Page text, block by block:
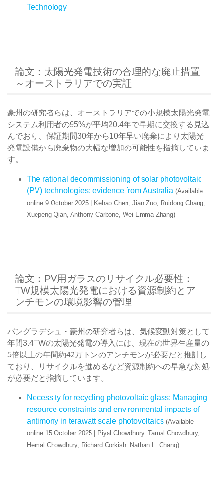
Technology
論文：太陽光発電技術の合理的な廃止措置
～オーストラリアでの実証
豪州の研究者らは、オーストラリアでの小規模太陽光発電
システム利用者の95%が平均20.4年で早期に交換する見込
んでおり、保証期間30年から10年早い廃棄により太陽光
発電設備から廃棄物の大幅な増加の可能性を指摘していま
す。
The rational decommissioning of solar photovoltaic
(PV) technologies: evidence from Australia (Available
online 9 October 2025 | Kehao Chen, Jian Zuo, Ruidong Chang,
Xuepeng Qian, Anthony Carbone, Wei Emma Zhang)
論文：PV用ガラスのリサイクル必要性：
TW規模太陽光発電における資源制約とア
ンチモンの環境影響の管理
バングラデシュ・豪州の研究者らは、気候変動対策として
年間3.4TWの太陽光発電の導入には、現在の世界生産量の
5倍以上の年間約42万トンのアンチモンが必要だと推計し
ており、リサイクルを進めるなど資源制約への早急な対処
が必要だと指摘しています。
Necessity for recycling photovoltaic glass: Managing
resource constraints and environmental impacts of
antimony in terawatt scale photovoltaics (Available
online 15 October 2025 | Piyal Chowdhury, Tamal Chowdhury,
Hemal Chowdhury, Richard Corkish, Nathan L. Chang)